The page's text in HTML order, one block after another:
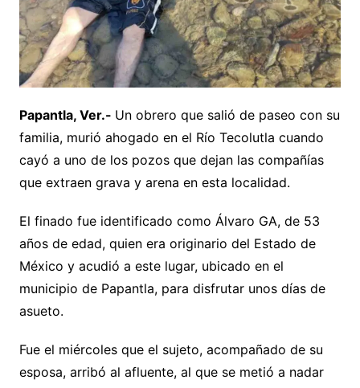
Papantla, Ver.- Un obrero que salió de paseo con su
familia, murió ahogado en el Río Tecolutla cuando
cayó a uno de los pozos que dejan las compañías
que extraen grava y arena en esta localidad.
El finado fue identificado como Álvaro GA, de 53
años de edad, quien era originario del Estado de
México y acudió a este lugar, ubicado en el
municipio de Papantla, para disfrutar unos días de
asueto.
Fue el miércoles que el sujeto, acompañado de su
esposa, arribó al afluente, al que se metió a nadar